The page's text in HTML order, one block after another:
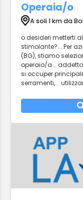
Operaia/o
A soli 1 km da
o desideri metterti
stimolante?... Per
(BG), stiamo
operaio/a...
si occuper
serramenti,...